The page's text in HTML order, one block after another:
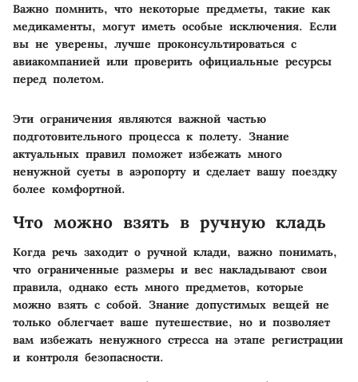
Важно помнить, что некоторые предметы, такие как
медикаменты, могут иметь особые исключения. Если
вы не уверены, лучше проконсультироваться с
авиакомпанией или проверить официальные ресурсы
перед полетом.
Эти ограничения являются важной частью
подготовительного процесса к полету. Знание
актуальных правил поможет избежать много
ненужной суеты в аэропорту и сделает вашу поездку
более комфортной.
Что можно взять в ручную кладь
Когда речь заходит о ручной клади, важно понимать,
что ограниченные размеры и вес накладывают свои
правила, однако есть много предметов, которые
можно взять с собой. Знание допустимых вещей не
только облегчает ваше путешествие, но и позволяет
вам избежать ненужного стресса на этапе регистрации
и контроля безопасности.